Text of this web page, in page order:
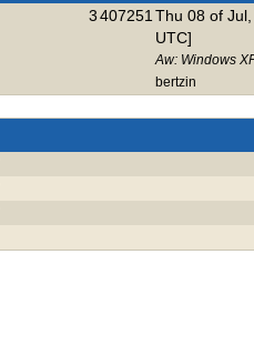
3407251 Thu 08 of
UTC]
Aw: Windows
bertzin